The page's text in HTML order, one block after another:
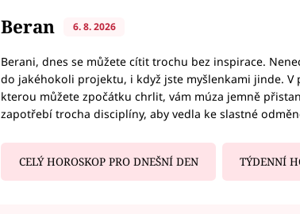
Beran 6. 8. 2026
Berani, dnes se můžete cítit trochu bez inspirace.
do jakéhokoli projektu, i když jste myšlenkami jinde. V
kterou můžete zpočátku chrlit, vám múza jemně
zapotřebí trocha disciplíny, aby vedla ke slastné
CELÝ HOROSKOP PRO DNEŠNÍ DEN TÝDENNÍ